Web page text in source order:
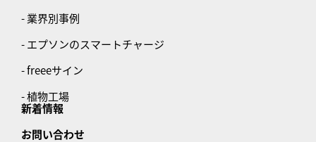
- 業界別事例
- エプソンのスマートチャージ
- freeeサイン
- 植物工場
新着情報
お問い合わせ